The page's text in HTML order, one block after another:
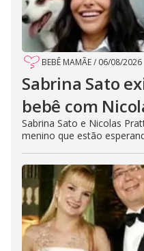
BEBÊ MAMÃE/ 06/08/2026
Sabrina Sato
bebê com
Sabrina Sato e Nicolas
menino que estão